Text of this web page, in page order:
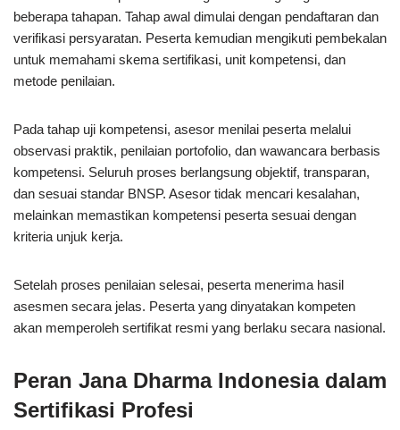
beberapa tahapan. Tahap awal dimulai dengan pendaftaran dan
verifikasi persyaratan. Peserta kemudian mengikuti pembekalan
untuk memahami skema sertifikasi, unit kompetensi, dan
metode penilaian.
Pada tahap uji kompetensi, asesor menilai peserta melalui
observasi praktik, penilaian portofolio, dan wawancara berbasis
kompetensi. Seluruh proses berlangsung objektif, transparan,
dan sesuai standar BNSP. Asesor tidak mencari kesalahan,
melainkan memastikan kompetensi peserta sesuai dengan
kriteria unjuk kerja.
Setelah proses penilaian selesai, peserta menerima hasil
asesmen secara jelas. Peserta yang dinyatakan kompeten
akan memperoleh sertifikat resmi yang berlaku secara nasional.
Peran Jana Dharma Indonesia dalam
Sertifikasi Profesi